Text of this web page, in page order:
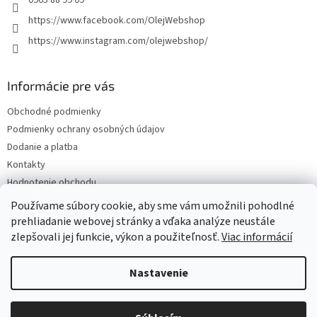
Používame súbory cookie, aby sme vám umožnili pohodlné
prehliadanie webovej stránky a vďaka analýze neustále
zlepšovali jej funkcie, výkon a použiteľnosť.Viac informácií
Nastavenie
https://www.facebook.com/OlejWebshop
https://www.instagram.com/olejwebshop/
Informácie pre vás
Obchodné podmienky
Podmienky ochrany osobných údajov
Dodanie a platba
Kontakty
Hodnotenie obchodu
Blog
Copyright 2026Olejwebshop.sk. Všetky práva vyhradené.Upraviť